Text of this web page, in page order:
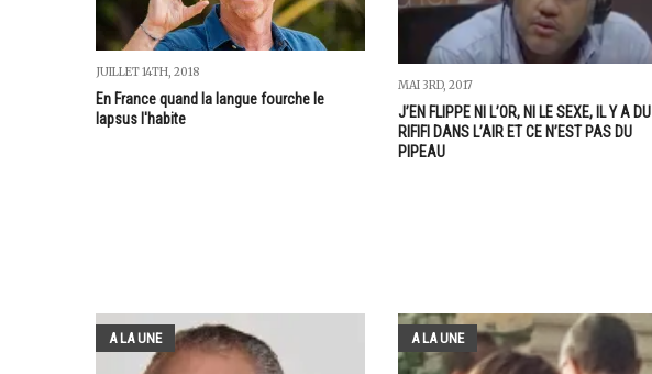
JUILLET 14TH, 2018
En France quand la langue fourche le
lapsus l'habite
MAI 3RD, 2017
J’EN FLIPPE NI L’OR, NI LE SEXE, IL Y A DU
RIFIFI DANS L’AIR ET CE N’EST PAS DU
PIPEAU
A LA UNE A LA UNE